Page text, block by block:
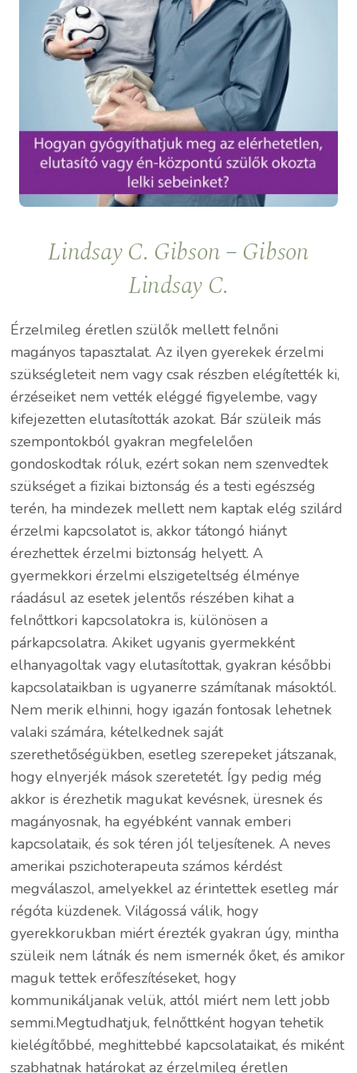
Lindsay C. Gibson–Gibson
Lindsay C.
Érzelmileg éretlen szülők mellett felnőni
magányos tapasztalat. Az ilyen gyerekek érzelmi
szükségleteit nem vagy csak részben elégítették ki,
érzéseiket nem vették eléggé figyelembe, vagy
kifejezetten elutasították azokat. Bár szüleik más
szempontokból gyakran megfelelően
gondoskodtak róluk, ezért sokan nem szenvedtek
szükséget a fizikai biztonság és a testi egészség
terén, ha mindezek mellett nem kaptak elég szilárd
érzelmi kapcsolatot is, akkor tátongó hiányt
érezhettek érzelmi biztonság helyett. A
gyermekkori érzelmi elszigeteltség élménye
ráadásul az esetek jelentős részében kihat a
felnőttkori kapcsolatokra is, különösen a
párkapcsolatra. Akiket ugyanis gyermekként
elhanyagoltak vagy elutasítottak, gyakran későbbi
kapcsolataikban is ugyanerre számítanak másoktól.
Nem merik elhinni, hogy igazán fontosak lehetnek
valaki számára, kételkednek saját
szerethetőségükben, esetleg szerepeket játszanak,
hogy elnyerjék mások szeretetét. Így pedig még
akkor is érezhetik magukat kevésnek, üresnek és
magányosnak, ha egyébként vannak emberi
kapcsolataik, és sok téren jól teljesítenek. A neves
amerikai pszichoterapeuta számos kérdést
megválaszol, amelyekkel az érintettek esetleg már
régóta küzdenek. Világossá válik, hogy
gyerekkorukban miért érezték gyakran úgy, mintha
szüleik nem látnák és nem ismernék őket, és amikor
maguk tettek erőfeszítéseket, hogy
kommunikáljanak velük, attól miért nem lett jobb
semmi.Megtudhatjuk, felnőttként hogyan tehetik
kielégítőbbé, meghittebbé kapcsolataikat, és miként
szabhatnak határokat az érzelmileg éretlen